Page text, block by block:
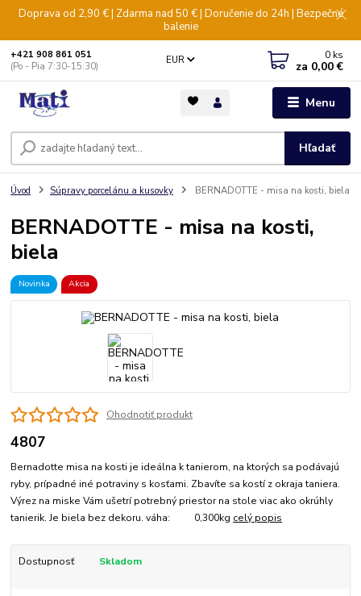
Doprava od 2,90 € | Zdarma nad 50 € | Doručenie do 24h | Bezpečné
balenie
Menu
EUR
Hľadať
+421 908 861 051
(Po - Pia 7:30-15:30)
0 ks
za 0,00 €
Úvod Súpravy porcelánu a kusovky BERNADOTTE - misa na kosti, biela
BERNADOTTE - misa na kosti,
biela
Novinka Akcia
Ohodnotiť produkt
4807
Bernadotte misa na kosti je ideálna k tanierom, na ktorých sa podávajú
ryby, prípadné iné potraviny s kosťami. Zbavíte sa kostí z okraja taniera.
Výrez na miske Vám ušetrí potrebný priestor na stole viac ako okrúhly
tanierik. Je biela bez dekoru. váha: 0,300kg celý popis
Dostupnosť Skladom